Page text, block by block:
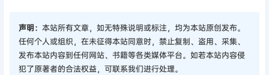
声明： 本站所有文章，如无特殊说明或标注，均为本站原创发布。
任何个人或组织，在未征得本站同意时，禁止复制、盗用、采集、
发布本站内容到任何网站、书籍等各类媒体平台。如若本站内容侵
犯了原著者的合法权益，可联系我们进行处理。